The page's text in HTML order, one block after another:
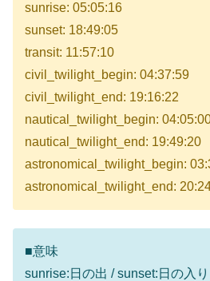
sunrise: 05:05:16
sunset: 18:49:05
transit: 11:57:10
civil_twilight_begin: 04:37:59
civil_twilight_end: 19:16:22
nautical_twilight_begin:
nautical_twilight_end: 19:49:20
astronomical_twilight_begin:
astronomical_twilight_end:
■意味
sunrise:日の出 / sunset:日の入り